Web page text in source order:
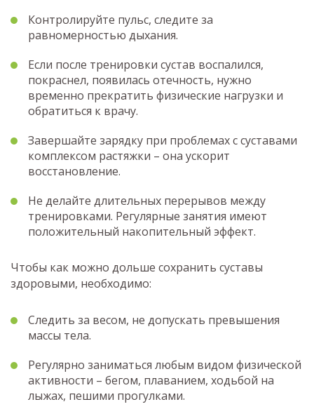
Контролируйте пульс, следите за
равномерностью дыхания.
Если после тренировки сустав воспалился,
покраснел, появилась отечность, нужно
временно прекратить физические нагрузки и
обратиться к врачу.
Завершайте зарядку при проблемах с суставами
комплексом растяжки – она ускорит
восстановление.
Не делайте длительных перерывов между
тренировками. Регулярные занятия имеют
положительный накопительный эффект.
Чтобы как можно дольше сохранить суставы
здоровыми, необходимо:
Следить за весом, не допускать превышения
массы тела.
Регулярно заниматься любым видом физической
активности – бегом, плаванием, ходьбой на
лыжах, пешими прогулками.